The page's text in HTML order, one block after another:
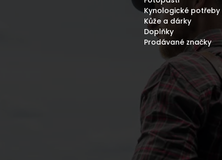
Kynologické potřeby
Kůže a dárky
Doplňky
Prodávané značky